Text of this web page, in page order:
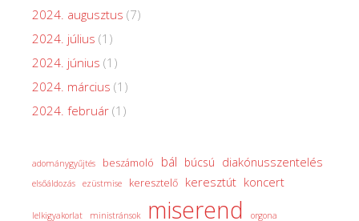
2024. augusztus (7)
2024. július (1)
2024. június (1)
2024. március (1)
2024. február (1)
adománygyűjtés beszámoló bál búcsú diakónusszentelés
elsőáldozás ezüstmise keresztelő keresztút koncert
lelkigyakorlat ministránsok miserend orgona